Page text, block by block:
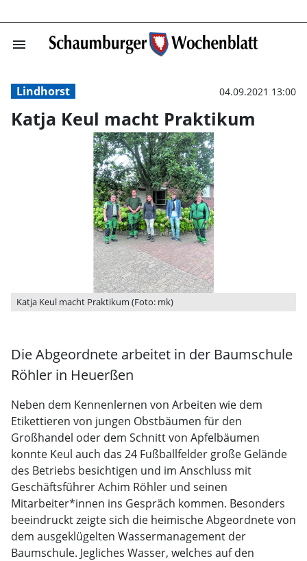
menu Katja Keul
Lindhorst 04.09.2021 13:00
Katja Keul macht Praktikum
Katja Keul macht Praktikum (Foto: mk)
Die Abgeordnete arbeitet in der Baumschule
Röhler in Heuerßen
Neben dem Kennenlernen von Arbeiten wie dem
Etikettieren von jungen Obstbäumen für den
Großhandel oder dem Schnitt von Apfelbäumen
konnte Keul auch das 24 Fußballfelder große Gelände
des Betriebs besichtigen und im Anschluss mit
Geschäftsführer Achim Röhler und seinen
Mitarbeiter*innen ins Gespräch kommen. Besonders
beeindruckt zeigte sich die heimische Abgeordnete von
dem ausgeklügelten Wassermanagement der
Baumschule. Jegliches Wasser, welches auf den